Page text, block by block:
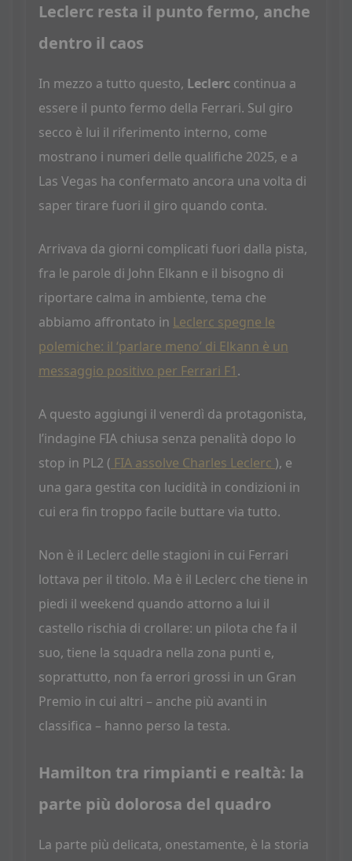
Leclerc resta il punto fermo, anche
dentro il caos
In mezzo a tutto questo, Leclerc continua a
essere il punto fermo della Ferrari. Sul giro
secco è lui il riferimento interno, come
mostrano i numeri delle qualifiche 2025, e a
Las Vegas ha confermato ancora una volta di
saper tirare fuori il giro quando conta.
Arrivava da giorni complicati fuori dalla pista,
fra le parole di John Elkann e il bisogno di
riportare calma in ambiente, tema che
abbiamo affrontato in Leclerc spegne le
polemiche: il ‘parlare meno’ di Elkann è un
messaggio positivo per Ferrari F1.
A questo aggiungi il venerdì da protagonista,
l’indagine FIA chiusa senza penalità dopo lo
stop in PL2 ( FIA assolve Charles Leclerc ), e
una gara gestita con lucidità in condizioni in
cui era fin troppo facile buttare via tutto.
Non è il Leclerc delle stagioni in cui Ferrari
lottava per il titolo. Ma è il Leclerc che tiene in
piedi il weekend quando attorno a lui il
castello rischia di crollare: un pilota che fa il
suo, tiene la squadra nella zona punti e,
soprattutto, non fa errori grossi in un Gran
Premio in cui altri – anche più avanti in
classifica – hanno perso la testa.
Hamilton tra rimpianti e realtà: la
parte più dolorosa del quadro
La parte più delicata, onestamente, è la storia